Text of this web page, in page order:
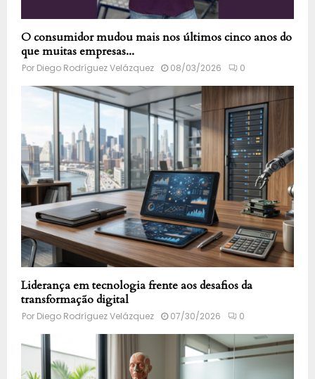
O consumidor mudou mais nos últimos cinco anos do
que muitas empresas...
Por Diego Rodríguez Velázquez 08/03/2026 0
Liderança em tecnologia frente aos desafios da
transformação digital
Por Diego Rodríguez Velázquez 07/30/2026 0